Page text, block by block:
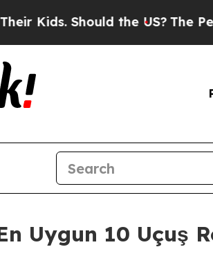
Should the US?The
Uygun 10 Uçuş